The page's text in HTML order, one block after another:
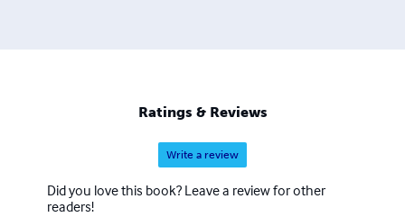
Ratings & Reviews
Write a review
Did you love this book? Leave a review for other
readers!